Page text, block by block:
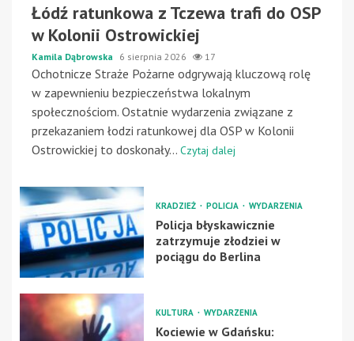
Łódź ratunkowa z Tczewa trafi do OSP
w Kolonii Ostrowickiej
Kamila Dąbrowska 6 sierpnia 2026 17
Ochotnicze Straże Pożarne odgrywają kluczową rolę
w zapewnieniu bezpieczeństwa lokalnym
społecznościom. Ostatnie wydarzenia związane z
przekazaniem łodzi ratunkowej dla OSP w Kolonii
Ostrowickiej to doskonały... Czytaj dalej
KRADZIEŻ POLICJA WYDARZENIA
Policja błyskawicznie
zatrzymuje złodziei w
pociągu do Berlina
KULTURA WYDARZENIA
Kociewie w Gdańsku: